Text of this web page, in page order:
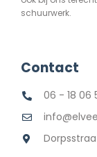
schuurwerk.
Contact
06 - 18 06